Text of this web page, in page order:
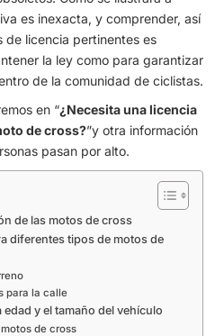
es inexacta, y comprender, así
de licencia pertinentes es
la ley como para garantizar
de la comunidad de ciclistas.
en “¿Necesita una licencia
de cross?”y otra información
pasan por alto.
de las motos de cross
diferentes tipos de motos de
para la calle
y el tamaño del vehículo
de cross